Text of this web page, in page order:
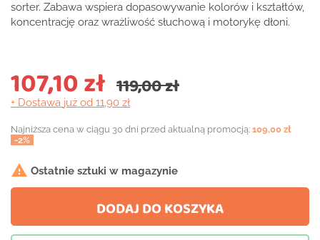
sorter. Zabawa wspiera dopasowywanie kolorów i kształtów,
koncentrację oraz wrażliwość słuchową i motorykę dłoni.
119,00 zł
107,10 zł
+ Dostawa już od 11,90 zł
Najniższa cena w ciągu 30 dni przed aktualną promocją: 109,00 zł
-2%
 Ostatnie sztuki w magazynie
DODAJ DO KOSZYKA